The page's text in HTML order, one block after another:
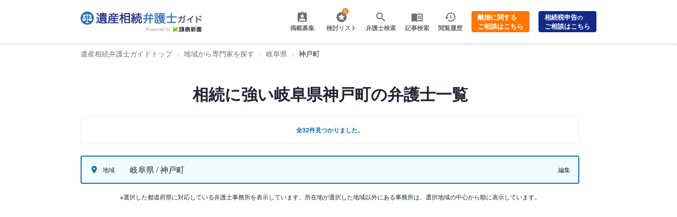
掲載募集
0
検討リスト 弁護士検索 記事検索 閲覧履歴
離婚に関する
ご相談はこちら
相続税申告の
ご相談はこちら
遺産相続弁護士ガイドトップ 地域から専門家を探す 岐阜県 神戸町
相続に強い岐阜県神戸町の弁護士一覧
全32件見つかりました。
地域 岐阜県 / 神戸町 編集
※選択した都道府県に対応している弁護士事務所を表示しています。所在地が選択した地域以外にある事務所は、選択地域の中心から順に表示しています。